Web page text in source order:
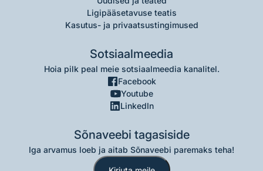
Ligipääsetavuse teatis
Kasutus- ja privaatsustingimused
Sotsiaalmeedia
Hoia pilk peal meie sotsiaalmeedia kanalitel.
Facebook
Youtube
LinkedIn
Sõnaveebi tagasiside
Iga arvamus loeb ja aitab Sõnaveebi paremaks teha!